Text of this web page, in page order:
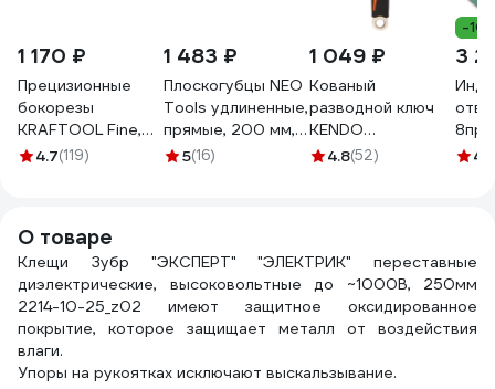
1 170 ₽
Прецизионные
бокорезы
KRAFTOOL Fine,
чистый рез 115 мм
4.7(119)
1 483 ₽
Плоскогубцы NEO
Tools удлиненные,
прямые, 200 мм,
1000V, CrV,
5(16)
1 049 ₽
Кованый
разводной ключ
KENDO
углеродистая
4.8(52)
-
3
8пр
4.8
О товаре
Клещи Зубр "ЭКСПЕРТ" "ЭЛЕКТРИК" переставные
диэлектрические, высоковольтные до ~1000В, 250мм
2214-10-25_z02 имеют защитное оксидированное
покрытие, которое защищает металл от воздействия
влаги.
Упоры на рукоятках исключают выскальзывание.